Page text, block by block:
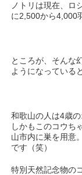
ノトリは現在、ロ
に2,500から4,000
ところが、そんな
ようになっている
和歌山の人は4歳
しかもこのコウち
山市内に巣を用意
です（笑）
特別天然記念物の